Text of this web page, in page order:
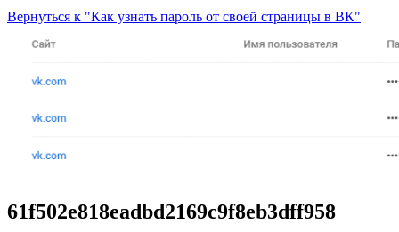
Вернуться к "Как узнать пароль от своей страницы в ВК"
61f502e818eadbd2169c9f8eb3dff958